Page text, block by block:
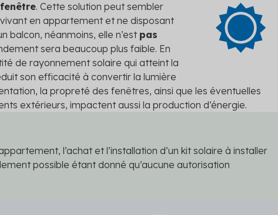
. Cette solution peut sembler
en appartement et ne disposant
balcon, néanmoins, elle n’est pas
sera beaucoup plus faible. En
de rayonnement solaire qui atteint la
son efficacité à convertir la lumière
la propreté des fenêtres, ainsi que les éventuelles
extérieurs, impactent aussi la production d’énergie.
l’achat et l’installation d’un kit solaire à installer
possible étant donné qu’aucune autorisation